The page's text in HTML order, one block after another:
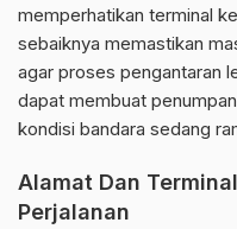
memperhatikan terminal
sebaiknya memastikan
agar proses pengantaran
dapat membuat
kondisi bandara sedang
Alamat Dan
Perjalanan